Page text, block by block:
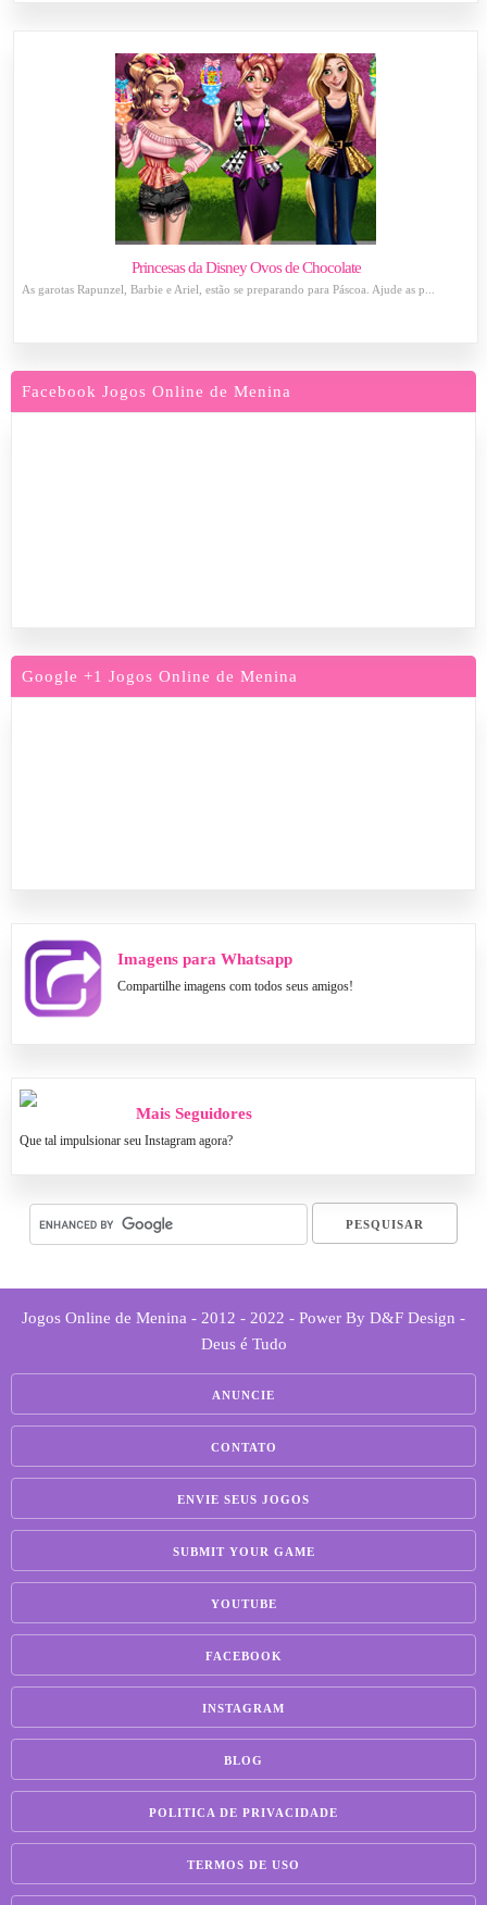
Princesas da Disney Ovos de Chocolate
As garotas Rapunzel, Barbie e Ariel, estão se preparando para Páscoa. Ajude as p...
Facebook Jogos Online de Menina
Google +1 Jogos Online de Menina
Imagens para Whatsapp
Compartilhe imagens com todos seus amigos!
Mais Seguidores
Que tal impulsionar seu Instagram agora?
Jogos Online de Menina - 2012 - 2022 - Power By D&F Design -
Deus é Tudo
ANUNCIE
CONTATO
ENVIE SEUS JOGOS
SUBMIT YOUR GAME
YOUTUBE
FACEBOOK
INSTAGRAM
BLOG
POLITICA DE PRIVACIDADE
TERMOS DE USO